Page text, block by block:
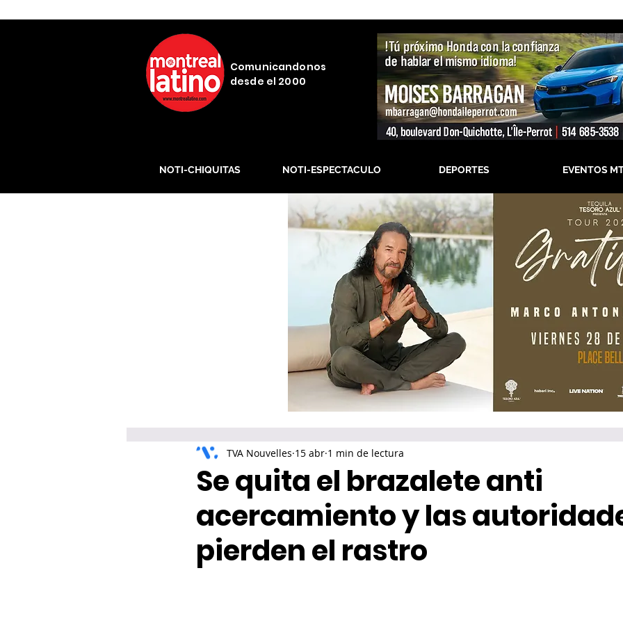
Comunicandonos
desde el 2000
NOTI-CHIQUITAS NOTI-ESPECTACULO DEPORTES EVENTOS
Se quita el brazalete anti
acercamiento y las
pierden el rastro
TVA Nouvelles 15 abr 1 min de lectura